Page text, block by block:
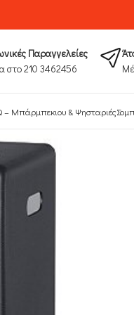
Παραγγελείες
στο 210 3462456
– Μπάρμπεκιου & Ψησταριές